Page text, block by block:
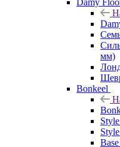
Damy
мм)
Bonkeel